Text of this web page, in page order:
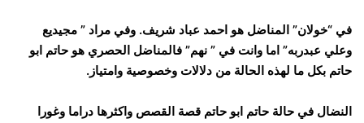
في “خولان” المناضل هو احمد عباد شريف. وفي مراد ” مجيديع
وعلي عبدربه” اما وانت في ” نهم” فالمناضل الحصري هو حاتم ابو
حاتم بكل ما لهذه الحالة من دلالات وخصوصية وامتياز.
النضال في حالة حاتم ابو حاتم قصة القصص واكثرها دراما وغورا